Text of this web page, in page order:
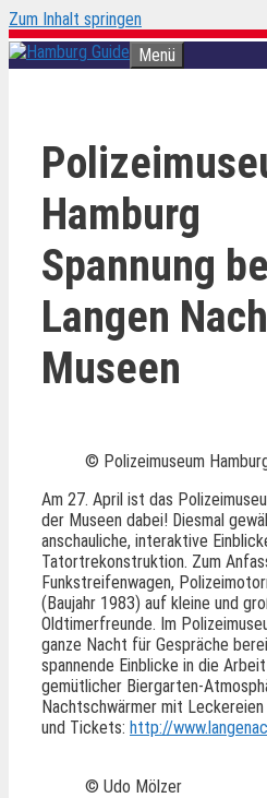
Zum Inhalt springen
Menü
Hamburg
Spannung
Langen
Museen
© Polizeimuseum
Am 27. April ist das
der Museen dabei! Diesmal
anschauliche, interaktive
Tatortrekonstruktion. Zum
Funkstreifenwagen,
(Baujahr 1983) auf kleine und
Oldtimerfreunde. Im
ganze Nacht für Gespräche
spannende Einblicke in die
gemütlicher Biergarten-
Nachtschwärmer mit
und Tickets: http://
© Udo Mölzer